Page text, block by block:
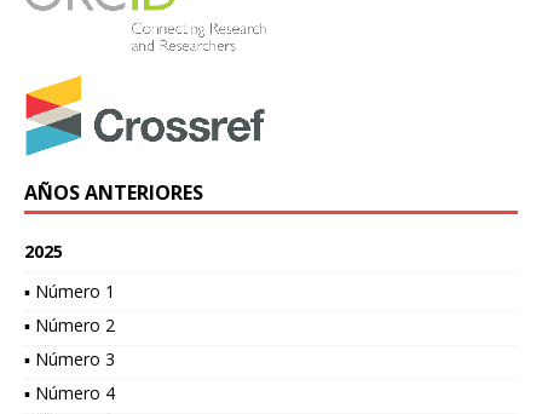
AÑOS ANTERIORES
2025
▪ Número 1
▪ Número 2
▪ Número 3
▪ Número 4